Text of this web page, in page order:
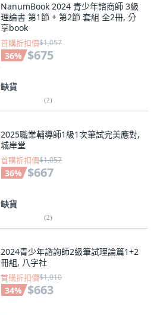
NanumBook 2024 青少年諮商師 3級
理論書 第1節 + 第2節 套組 全2冊, 分
享book
首購折扣價$1,057
36% $675
缺貨
(2)
2025職業輔導師1級1次筆試完美應對,
城岸堂
首購折扣價$1,057
36% $667
缺貨
(2)
2024青少年諮詢師2級筆試理論篇1+2
冊組, 八字社
首購折扣價$1,010
34% $663